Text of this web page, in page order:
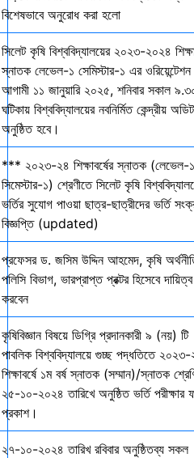
বিশেষভাবে অনুরোধ করা হলো
সিলেট কৃষি বিশ্ববিদ্যালয়ের ২০২৩-২০২৪
স্নাতক লেভেল-১ সেমিস্টার-১ এর ওরিয়েন্টেশন
আগামী ১১ জানুয়ারি ২০২৫, শনিবার সকাল
ঘটিকায় বিশ্ববিদ্যালয়ের নবনির্মিত কেন্দ্রীয়
অনুষ্ঠিত হবে।
*** ২০২৩-২৪ শিক্ষাবর্ষের স্নাতক (লেভেল-
সিমেস্টার-১) শ্রেণীতে সিলেট কৃষি
ভর্তির সুযোগ পাওয়া ছাত্র-ছাত্রীদের ভর্তি
বিজ্ঞপ্তি (updated)
প্রফেসর ড. জসিম উদ্দিন আহমেদ, কৃষি
পলিসি বিভাগ, ভারপ্রাপ্ত প্রক্টর হিসেবে
করবেন
কৃষিবিজ্ঞান বিষয়ে ডিগ্রি প্রদানকারী ৯ (নয়) টি
পাবলিক বিশ্ববিদ্যালয়ে গুচ্ছ পদ্ধতিতে
শিক্ষাবর্ষে ১ম বর্ষ স্নাতক (সম্মান)/স্নাতক
২৫-১০-২০২৪ তারিখে অনুষ্ঠিত ভর্তি পরীক্ষার
প্রকাশ।
২৭-১০-২০২৪ তারিখ রবিবার অনুষ্ঠিতব্য সকল